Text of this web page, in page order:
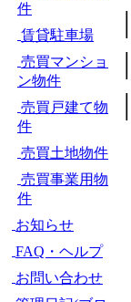
件
賃貸駐車場
売買マンショ
ン物件
売買戸建て物
件
売買土地物件
売買事業用物
件
お知らせ
FAQ・ヘルプ
お問い合わせ
|
|
|